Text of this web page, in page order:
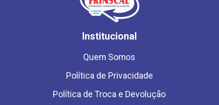
Institucional
Quem Somos
Política de Privacidade
Política de Troca e Devolução